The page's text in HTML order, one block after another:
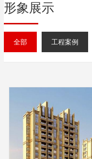
形象展示
全部 工程案例